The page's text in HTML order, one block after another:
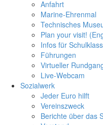
Anfahrt
Marine-Ehrenmal
Technisches
Plan your visit!
Infos für
Führungen
Virtueller
Live-Webcam
Sozialwerk
Jeder Euro hilft
Vereinszweck
Berichte über das